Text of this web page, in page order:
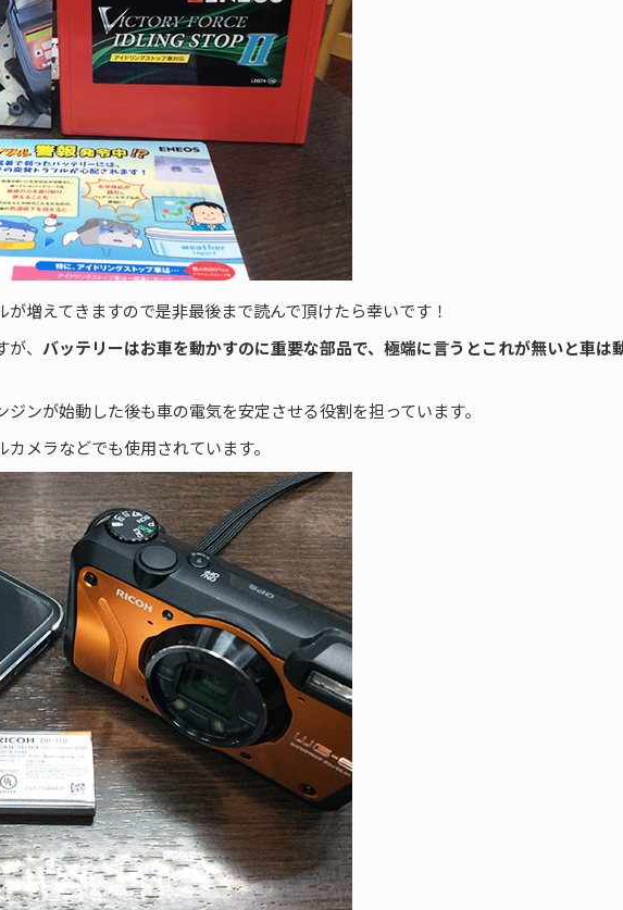
増えてきますので是非最後まで読んで頂けたら幸いです！
、 バッテリーはお車を動かすのに重要な部品で、極端に言うとこれが無いと車は
ンが始動した後も車の電気を安定させる役割を担っています。
メラなどでも使用されています。